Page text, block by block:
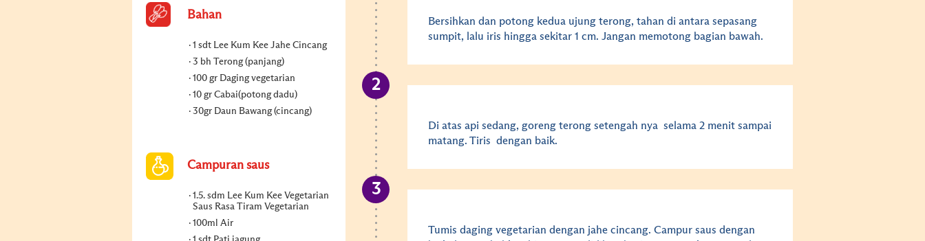
Bahan
1 sdt Lee Kum Kee Jahe Cincang
3 bh Terong (panjang)
100 gr Daging vegetarian
10 gr Cabai(potong dadu)
30gr Daun Bawang (cincang)
Campuran saus
1.5. sdm Lee Kum Kee Vegetarian
Saus Rasa Tiram Vegetarian
100ml Air
Bersihkan dan potong kedua ujung terong, tahan di antara sepasang
sumpit, lalu iris hingga sekitar 1 cm. Jangan memotong bagian bawah.
Di atas api sedang, goreng terong setengah nya selama 2 menit sampai
matang. Tiris dengan baik.
Tumis daging vegetarian dengan jahe cincang. Campur saus dengan